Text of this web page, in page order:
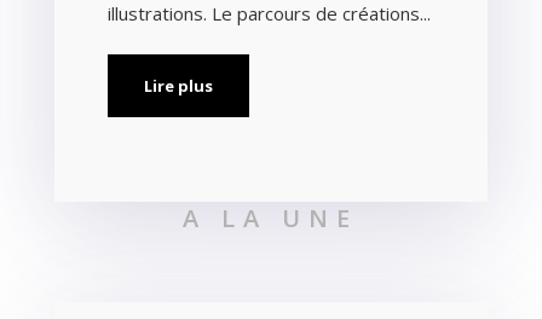
illustrations. Le parcours de créations...
Lire plus
A LA UNE